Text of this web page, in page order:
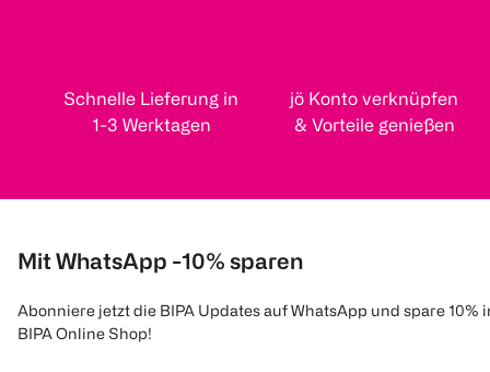
Schnelle Lieferung in
1-3 Werktagen
jö Konto verknüpfen
& Vorteile genießen
Mit WhatsApp -10% sparen
Abonniere jetzt die BIPA Updates auf WhatsApp und spare 10%
BIPA Online Shop!